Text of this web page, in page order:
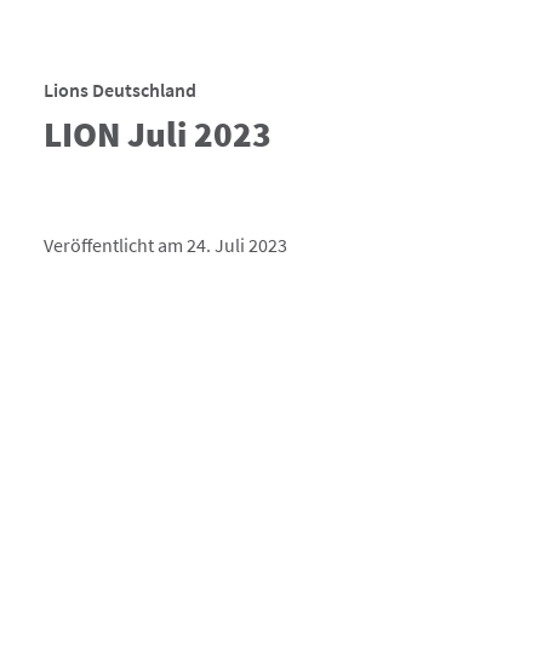
Lions Deutschland
LION Juli 2023
Veröffentlicht am 24. Juli 2023